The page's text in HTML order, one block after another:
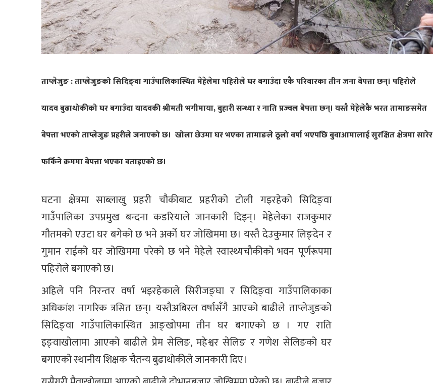
ताप्लेजुङ :ताप्लेजुङको सिदिङ्वा गाउँपालिकास्थित मेहेलेमा पहिरोले घर बगाउँदा एकै परिवारका तीन जना बेपत्ता छन्। पहिरोले
यादव बुढाथोकीको घर बगाउँदा यादवकी श्रीमती भगीमाया, बुहारी सन्ध्या र नाति प्रज्वल बेपत्ता छन्।यस्तै मेहेलेकै भरत तामाङसमेत
बेपत्ता भएको ताप्लेजुङ प्रहरीले जनाएको छ। खोला छेउमा घर भएका तामाङले ठूलो वर्षा भएपछि बुवाआमालाई सुरक्षित क्षेत्रमा सारेर
फर्किने क्रममा बेपत्ता भएका बताइएको छ।
घटना क्षेत्रमा साब्लाखु प्रहरी चौकीबाट प्रहरीको टोली गइरहेको सिदिङ्वा
गाउँपालिका उपप्रमुख बन्दना कडरियाले जानकारी दिइन्। मेहेलेका राजकुमार
गौतमको एउटा घर बगेको छ भने अर्को घर जोखिममा छ। यस्तै देउकुमार लिङ्देन र
गुमान राईको घर जोखिममा परेको छ भने मेहेले स्वास्थ्यचौकीको भवन पूर्णरूपमा
पहिरोले बगाएको छ।
अहिले पनि निरन्तर वर्षा भइरहेकाले सिरीजङ्घा र सिदिङ्वा गाउँपालिकाका
अधिकांश नागरिक त्रसित छन्। यस्तैअबिरल वर्षासँगै आएको बाढीले ताप्लेजुङको
सिदिङ्वा गाउँपालिकास्थित आङ्खोपमा तीन घर बगाएको छ । गए राति
इङ्वाखोलामा आएको बाढीले प्रेम सेलिङ, महेश्वर सेलिङ र गणेश सेलिङको घर
बगाएको स्थानीय शिक्षक चैतन्य बुढाथोकीले जानकारी दिए।